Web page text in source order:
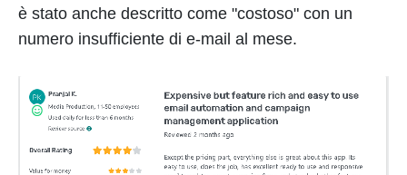
è stato anche descritto come "costoso" con un
numero insufficiente di e-mail al mese.